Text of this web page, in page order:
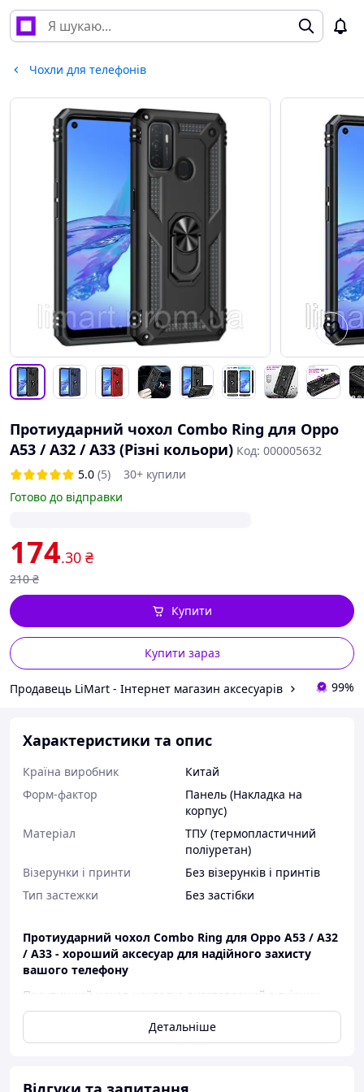
Чохли для телефонів
Протиударний чохол Combo Ring для Oppo
A53 / A32 / A33 (Різні кольори) Код: 000005632
5.0 (5)
30+ купили
Готово до відправки
174.30 ₴
210 ₴
Купити зараз
Купити
Продавець LiMart - Інтернет магазин аксесуарів 99%
Характеристики та опис
Країна виробник
Китай
Форм-фактор
Панель (Накладка на
корпус)
Матеріал
ТПУ (термопластичний
поліуретан)
Візерунки і принти
Без візерунків і принтів
Тип застежки
Без застібки
Протиударний чохол Combo Ring для Oppo A53 / A32
/ A33 - хороший аксесуар для надійного захисту
вашого телефону
Практичний чохол-накладка виготовлений з якісних
матеріалів. Внутрішня частина чохла виготовлена з
міцного, м'якого термополіуретану. Зовні чохол має
надійний захист з пластикової накладки. Ця конструкція
Детальніше